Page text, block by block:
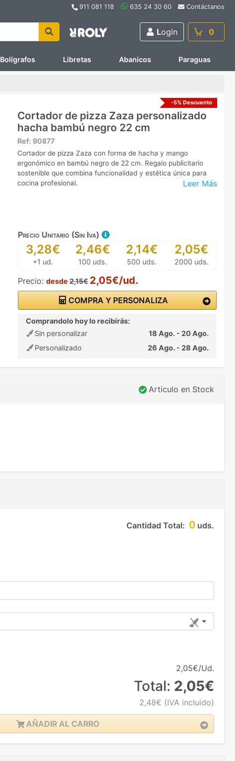
911 081 118 635 24 30 60 Contáctanos
Login 0
Bolígrafos Libretas Abanicos Paraguas
-5% Descuento
Cortador de pizza Zaza personalizado
hacha bambú negro 22 cm
Ref: 90877
Leer Más
Cortador de pizza Zaza con forma de hacha y mango
ergonómico en bambú negro de 22 cm. Regalo publicitario
sostenible que combina funcionalidad y estética única para
cocina profesional.
Precio Unitario (Sin Iva)
3,28€
+1 ud.
2,46€
100 uds.
2,14€
500 uds.
2,05€
2000 uds.
Precio: desde 2,15€ 2,05€/ud.
COMPRA Y PERSONALIZA
Comprandolo hoy lo recibirás:
Sin personalizar
18 Ago. - 20 Ago.
Personalizado
26 Ago. - 28 Ago.
Articulo en Stock
Cantidad Total: 0 uds.
2,05€/Ud.
Total: 2,05€
2,48€ (IVA incluido)
AÑADIR AL CARRO